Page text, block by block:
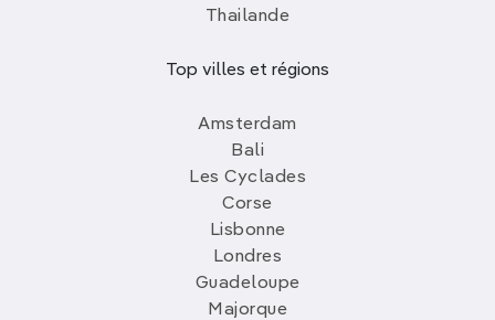
Thailande
Top villes et régions
Amsterdam
Bali
Les Cyclades
Corse
Lisbonne
Londres
Guadeloupe
Majorque